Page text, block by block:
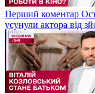
Перший коментар
усунули актора від